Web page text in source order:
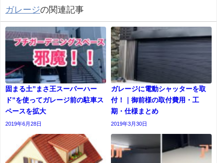
ガレージの関連記事
固まる土”まさ王スーパーハー
ド”を使ってガレージ前の駐車ス
ペースを拡大
2019年6月28日
ガレージに電動シャッターを取
付！｜御前様の取付費用・工
期・仕様まとめ
2019年3月30日